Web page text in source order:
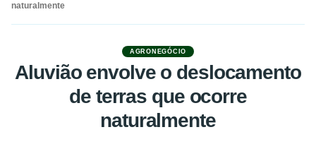
naturalmente
AGRONEGÓCIO
Aluvião envolve o deslocamento
de terras que ocorre
naturalmente